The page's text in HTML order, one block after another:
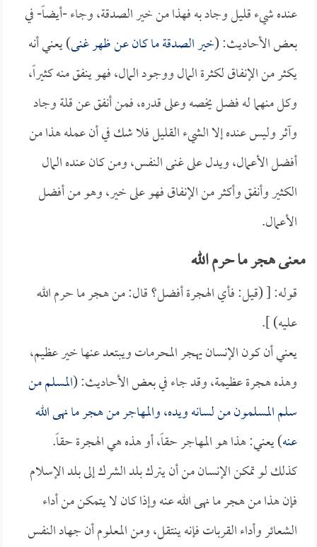
عنده شيء قليل وجاد به فهذا من خير الصدقة، وجاء -أيضاً- في
بعض الأحاديث: (خير الصدقة ما كان عن ظهر غنى) يعني أنه
يكثر من الإنفاق لكثرة المال ووجود المال، فهو ينفق منه كثيراً،
وكل منهما له فضل يخصه وعلى قدره، فمن أنفق عن قلة وجاد
وآثر وليس عنده إلا الشيء القليل فلا شك في أن عمله هذا من
أفضل الأعمال، ويدل على غنى النفس، ومن كان عنده المال
الكثير وأنفق وأكثر من الإنفاق فهو على خير، وهو من أفضل
الأعمال.
معنى هجر ما حرم الله
قوله: [ (قيل: فأي الهجرة أفضل؟ قال: من هجر ما حرم الله
عليه) ].
يعني أن كون الإنسان يهجر المحرمات ويبتعد عنها خير عظيم،
وهذه هجرة عظيمة، وقد جاء في بعض الأحاديث: (المسلم من
سلم المسلمون من لسانه ويده، والمهاجر من هجر ما نهى الله
عنه) يعني: هذا هو المهاجر حقاً، أو هذه هي الهجرة حقاً.
كذلك لو تمكن الإنسان من أن يترك بلد الشرك إلى بلد الإسلام
فإن هذا من هجر ما نهى الله عنه وإذا كان لا يتمكن من أداء
الشعائر وأداء القربات فإنه ينتقل، ومن المعلوم أن جهاد النفس